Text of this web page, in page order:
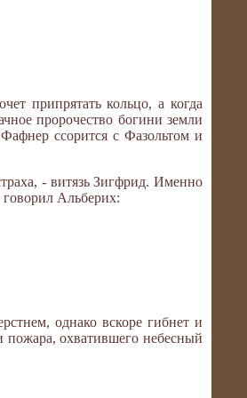
припрятать кольцо, а когда
пророчество богини земли
ссорится с Фазольтом и
- витязь Зигфрид. Именно
Альберих:
однако вскоре гибнет и
пожара, охватившего небесный